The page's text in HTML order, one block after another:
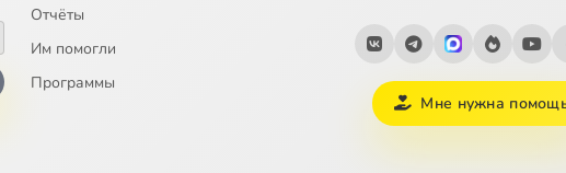
Отчёты
Им помогли
Программы
Мне нужна